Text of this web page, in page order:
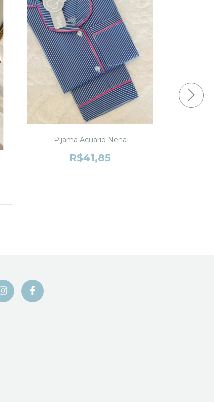
Pijama Acuario Nena
R$41,85